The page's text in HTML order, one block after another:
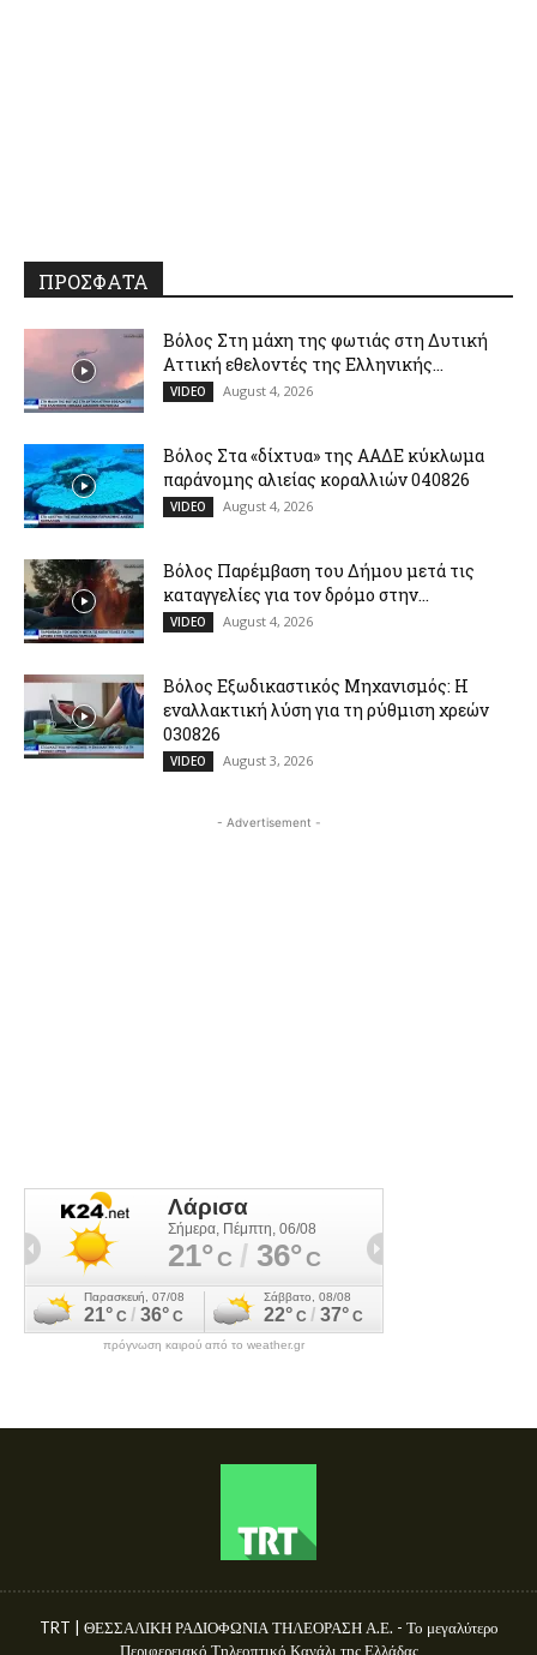
ΠΡΟΣΦΑΤΑ
Βόλος Στη μάχη της φωτιάς στη Δυτική
Αττική εθελοντές της Ελληνικής...
VIDEO August 4, 2026
Βόλος Στα «δίχτυα» της ΑΑΔΕ κύκλωμα
παράνομης αλιείας κοραλλιών 040826
VIDEO August 4, 2026
Βόλος Παρέμβαση του Δήμου μετά τις
καταγγελίες για τον δρόμο στην...
VIDEO August 4, 2026
Βόλος Εξωδικαστικός Μηχανισμός: Η
εναλλακτική λύση για τη ρύθμιση χρεών
030826
VIDEO August 3, 2026
- Advertisement -
πρόγνωση καιρού από το weather.gr
TRT | ΘΕΣΣΑΛΙΚΗ ΡΑΔΙΟΦΩΝΙΑ ΤΗΛΕΟΡΑΣΗ Α.Ε. - Το μεγαλύτερο
Περιφερειακό Τηλεοπτικό Κανάλι της Ελλάδας